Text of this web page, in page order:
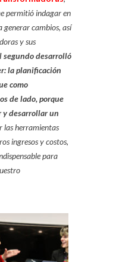
permitió indagar en
generar cambios, así
y sus
segundo desarrolló
la planificación
como
de lado, porque
y desarrollar un
las herramientas
ingresos y costos,
para